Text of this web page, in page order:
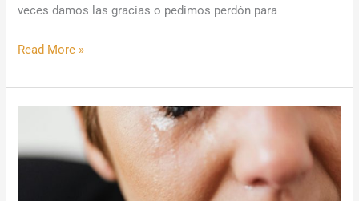
veces damos las gracias o pedimos perdón para
Read More »
cuando